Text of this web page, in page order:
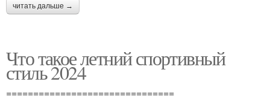
читать дальше →
Что такое летний спортивный
стиль 2024
===============================